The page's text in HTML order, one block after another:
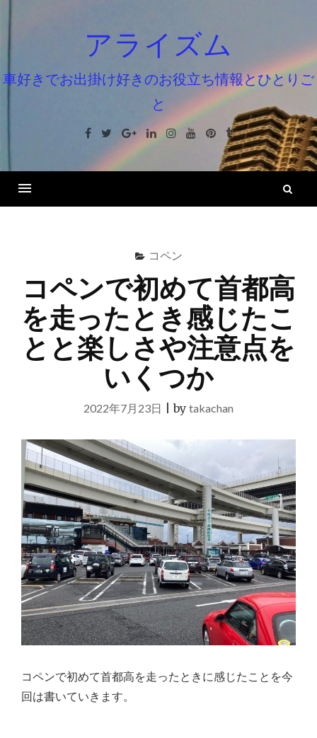
ン
ツ
ッ
アライズム
車好きでお出掛け好きのお役立ち情報とひとりご
と
Facebook
TwitterGoogle+LinkedinInstagramYoutube
Pinterest
Tumblr
コペン
コペンで初めて首都高
を走ったとき感じたこ
とと楽しさや注意点を
いくつか
2022年7月23日 |by takachan
コペンで初めて首都高を走ったときに感じたことを今
回は書いていきます。